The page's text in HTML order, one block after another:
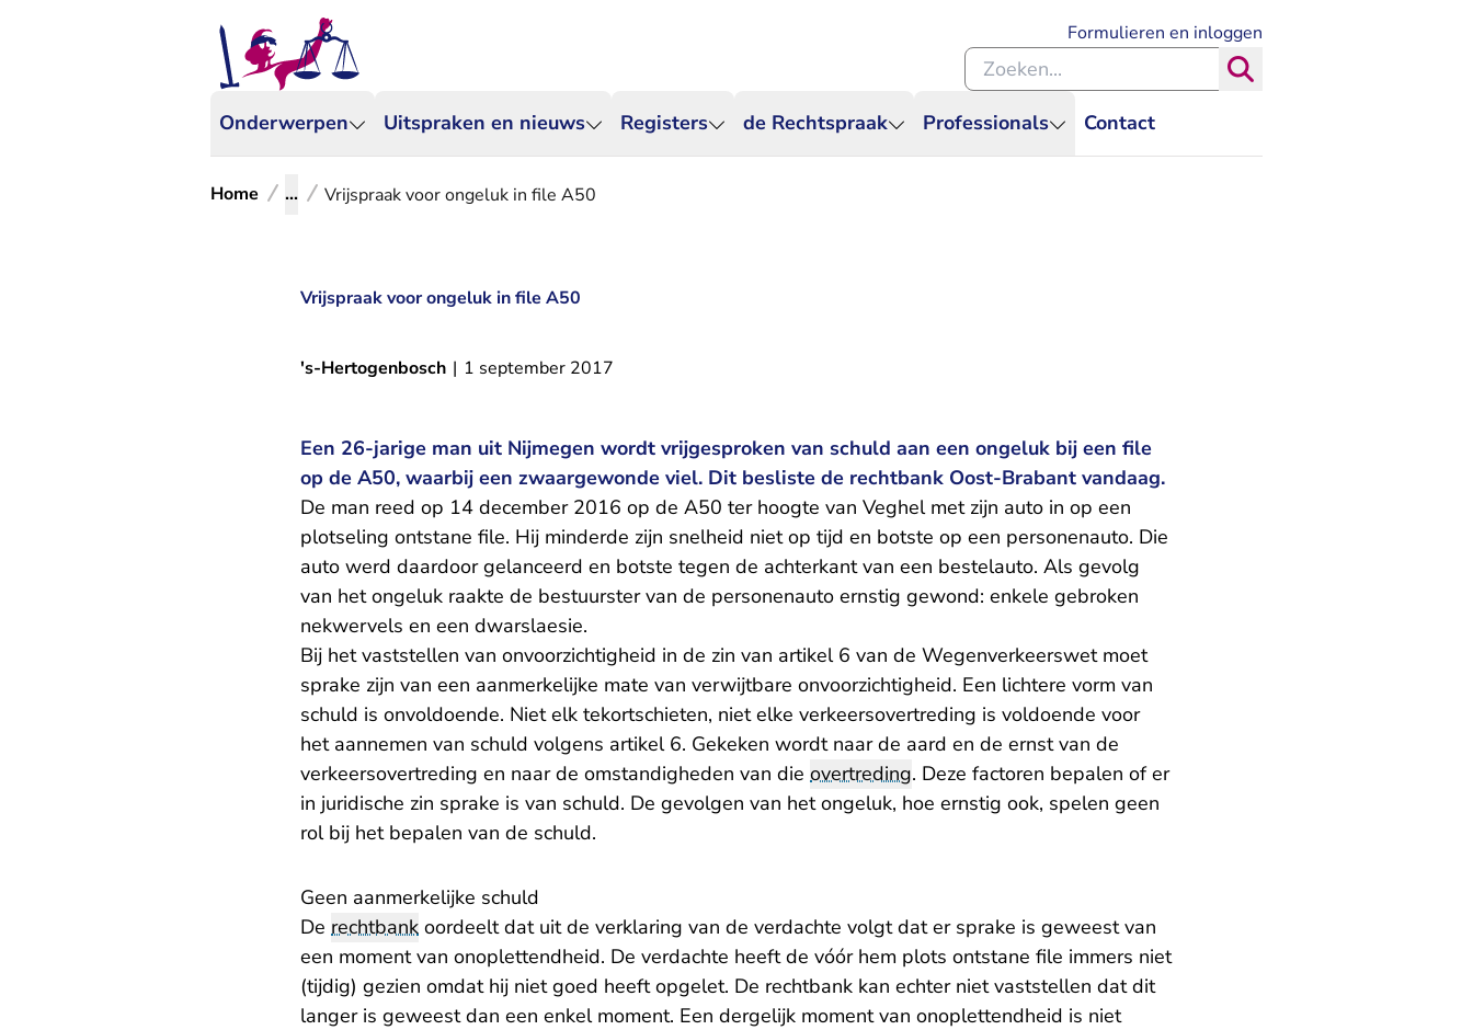
Onderwerpen Uitspraken en nieuws Registers de Rechtspraak Professionals Contact
Formulieren en inloggen
Zoeken binnen de Rechtspraak
Home ... Vrijspraak voor ongeluk in file A50
Vrijspraak voor ongeluk in file A50
's-Hertogenbosch | 1 september 2017
Een 26-jarige man uit Nijmegen wordt vrijgesproken van schuld aan een ongeluk bij een file
op de A50, waarbij een zwaargewonde viel. Dit besliste de rechtbank Oost-Brabant vandaag.
De man reed op 14 december 2016 op de A50 ter hoogte van Veghel met zijn auto in op een
plotseling ontstane file. Hij minderde zijn snelheid niet op tijd en botste op een personenauto. Die
auto werd daardoor gelanceerd en botste tegen de achterkant van een bestelauto. Als gevolg
van het ongeluk raakte de bestuurster van de personenauto ernstig gewond: enkele gebroken
nekwervels en een dwarslaesie.
Bij het vaststellen van onvoorzichtigheid in de zin van artikel 6 van de Wegenverkeerswet moet
sprake zijn van een aanmerkelijke mate van verwijtbare onvoorzichtigheid. Een lichtere vorm van
schuld is onvoldoende. Niet elk tekortschieten, niet elke verkeersovertreding is voldoende voor
het aannemen van schuld volgens artikel 6. Gekeken wordt naar de aard en de ernst van de
verkeersovertreding en naar de omstandigheden van die overtreding. Deze factoren bepalen of er
in juridische zin sprake is van schuld. De gevolgen van het ongeluk, hoe ernstig ook, spelen geen
rol bij het bepalen van de schuld.
Geen aanmerkelijke schuld
De rechtbank oordeelt dat uit de verklaring van de verdachte volgt dat er sprake is geweest van
een moment van onoplettendheid. De verdachte heeft de vóór hem plots ontstane file immers niet
(tijdig) gezien omdat hij niet goed heeft opgelet. De rechtbank kan echter niet vaststellen dat dit
langer is geweest dan een enkel moment. Een dergelijk moment van onoplettendheid is niet